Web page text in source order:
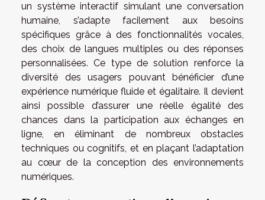
un système interactif simulant une conversation
humaine, s’adapte facilement aux besoins
spécifiques grâce à des fonctionnalités vocales,
des choix de langues multiples ou des réponses
personnalisées. Ce type de solution renforce la
diversité des usagers pouvant bénéficier d’une
expérience numérique fluide et égalitaire. Il devient
ainsi possible d’assurer une réelle égalité des
chances dans la participation aux échanges en
ligne, en éliminant de nombreux obstacles
techniques ou cognitifs, et en plaçant l’adaptation
au cœur de la conception des environnements
numériques.